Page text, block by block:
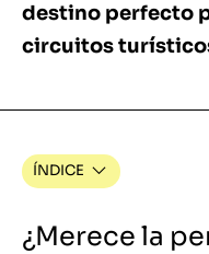
destino perfecto
circuitos
ÍNDICE
¿Merece la